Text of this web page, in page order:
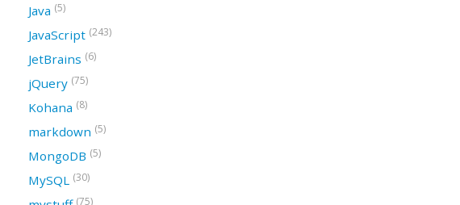
Java (5)
JavaScript (243)
JetBrains (6)
jQuery (75)
Kohana (8)
markdown (5)
MongoDB (5)
MySQL (30)
(75)